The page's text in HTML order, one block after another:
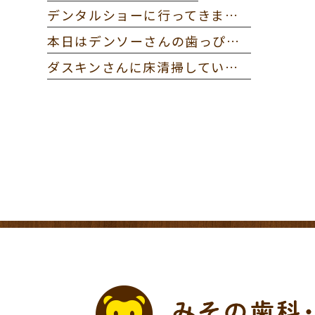
デンタルショーに行ってきました。
本日はデンソーさんの歯っぴー健診に参加してきました。
ダスキンさんに床清掃していただきました。